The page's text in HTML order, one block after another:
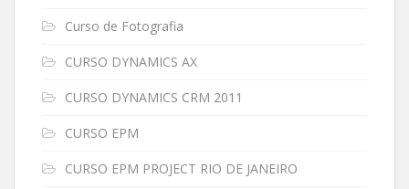
Curso de Fotografia
CURSO DYNAMICS AX
CURSO DYNAMICS CRM 2011
CURSO EPM
CURSO EPM PROJECT RIO DE JANEIRO